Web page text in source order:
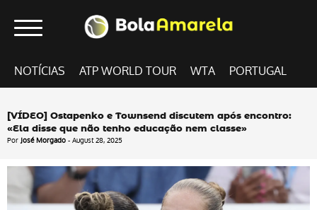
NOTÍCIAS ATP WORLD TOUR WTA PORTUGAL
[VÍDEO] Ostapenko e Townsend discutem após encontro:
«Ela disse que não tenho educação nem classe»
Por José Morgado - August 28, 2025